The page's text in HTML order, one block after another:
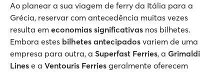
Ao planear a sua viagem de ferry da Itália para a
Grécia, reservar com antecedência muitas vezes
resulta em economias significativas nos bilhetes.
Embora estes bilhetes antecipados variem de uma
empresa para outra, a Superfast Ferries, a Grimaldi
Lines e a Ventouris Ferries geralmente oferecem